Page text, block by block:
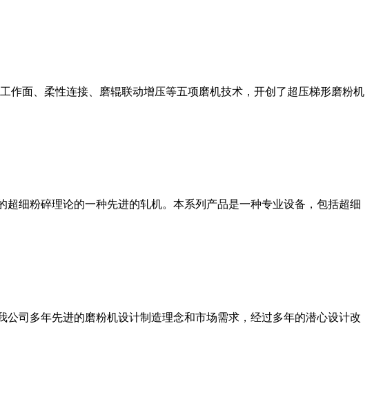
作面、柔性连接、磨辊联动增压等五项磨机技术，开创了超压梯形磨粉机
细粉碎理论的一种先进的轧机。本系列产品是一种专业设备，包括超细
司多年先进的磨粉机设计制造理念和市场需求，经过多年的潜心设计改